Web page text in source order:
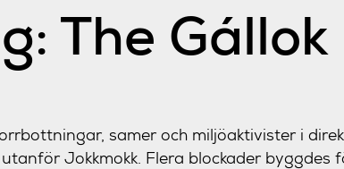
The
samer och miljöaktivister i
Jokkmokk. Flera blockader byggdes